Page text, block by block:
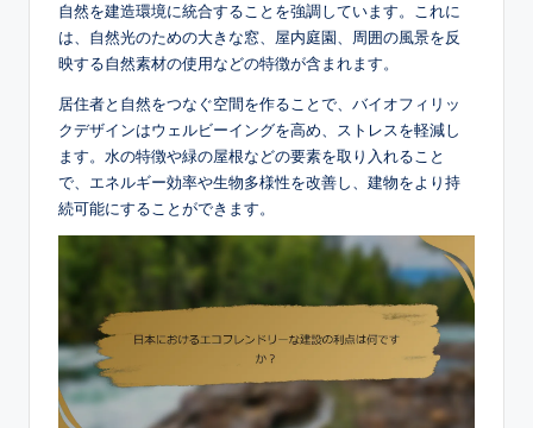
自然を建造環境に統合することを強調しています。これに
は、自然光のための大きな窓、屋内庭園、周囲の風景を反
映する自然素材の使用などの特徴が含まれます。
居住者と自然をつなぐ空間を作ることで、バイオフィリッ
クデザインはウェルビーイングを高め、ストレスを軽減し
ます。水の特徴や緑の屋根などの要素を取り入れること
で、エネルギー効率や生物多様性を改善し、建物をより持
続可能にすることができます。